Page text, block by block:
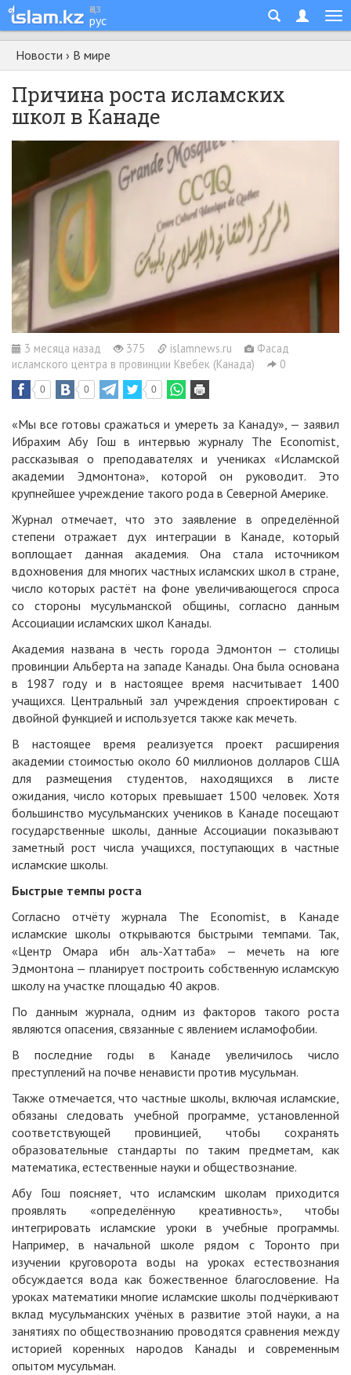
қаз
рус
Новости › В мире
Причина роста исламских
школ в Канаде
3 месяца назад 375 islamnews.ru
Фасад
исламского центра в провинции Квебек (Канада)
0
0 0 0
«Мы все готовы сражаться и умереть за Канаду», — заявил
Ибрахим Абу Гош в интервью журналу The Economist,
рассказывая о преподавателях и учениках «Исламской
академии Эдмонтона», которой он руководит. Это
крупнейшее учреждение такого рода в Северной Америке.
Журнал отмечает, что это заявление в определённой
степени отражает дух интеграции в Канаде, который
воплощает данная академия. Она стала источником
вдохновения для многих частных исламских школ в стране,
число которых растёт на фоне увеличивающегося спроса
со стороны мусульманской общины, согласно данным
Ассоциации исламских школ Канады.
Академия названа в честь города Эдмонтон — столицы
провинции Альберта на западе Канады. Она была основана
в 1987 году и в настоящее время насчитывает 1400
учащихся. Центральный зал учреждения спроектирован с
двойной функцией и используется также как мечеть.
В настоящее время реализуется проект расширения
академии стоимостью около 60 миллионов долларов США
для размещения студентов, находящихся в листе
ожидания, число которых превышает 1500 человек. Хотя
большинство мусульманских учеников в Канаде посещают
государственные школы, данные Ассоциации показывают
заметный рост числа учащихся, поступающих в частные
исламские школы.
Быстрые темпы роста
Согласно отчёту журнала The Economist, в Канаде
исламские школы открываются быстрыми темпами. Так,
«Центр Омара ибн аль-Хаттаба» — мечеть на юге
Эдмонтона — планирует построить собственную исламскую
школу на участке площадью 40 акров.
По данным журнала, одним из факторов такого роста
являются опасения, связанные с явлением исламофобии.
В последние годы в Канаде увеличилось число
преступлений на почве ненависти против мусульман.
Также отмечается, что частные школы, включая исламские,
обязаны следовать учебной программе, установленной
соответствующей провинцией, чтобы сохранять
образовательные стандарты по таким предметам, как
математика, естественные науки и обществознание.
Абу Гош поясняет, что исламским школам приходится
проявлять «определённую креативность», чтобы
интегрировать исламские уроки в учебные программы.
Например, в начальной школе рядом с Торонто при
изучении круговорота воды на уроках естествознания
обсуждается вода как божественное благословение. На
уроках математики многие исламские школы подчёркивают
вклад мусульманских учёных в развитие этой науки, а на
занятиях по обществознанию проводятся сравнения между
историей коренных народов Канады и современным
опытом мусульман.